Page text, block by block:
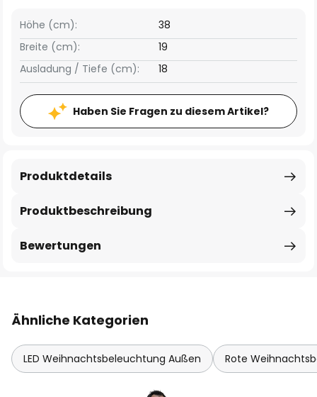
Breite (cm): 19
Höhe (cm): 38
Ausladung / Tiefe (cm): 18
Haben Sie Fragen zu diesem Artikel?
Produktbeschreibung
Produktdetails
Bewertungen
Ähnliche Kategorien
LED Weihnachtsbeleuchtung Außen Rote